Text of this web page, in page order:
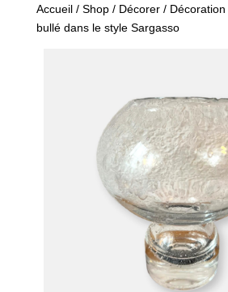
Accueil/ Shop/ Décorer/ Décoration
bullé dans le style Sargasso